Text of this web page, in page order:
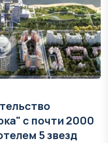
с почти 2000
5 звезд